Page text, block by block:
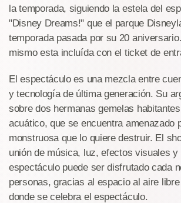
la temporada, siguiendo la estela del
"Disney Dreams!" que el parque
temporada pasada por su 20
mismo esta incluída con el ticket de
El espectáculo es una mezcla entre
y tecnología de última generación. Su
sobre dos hermanas gemelas
acuático, que se encuentra amenazado
monstruosa que lo quiere destruir. El
unión de música, luz, efectos visuales
espectáculo puede ser disfrutado cada
personas, gracias al espacio al aire
donde se celebra el espectáculo.